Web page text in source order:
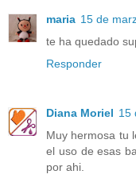
maria 15 de
te ha quedado
Responder
Diana Moriel 15
Muy hermosa tu
el uso de esas
por ahi.